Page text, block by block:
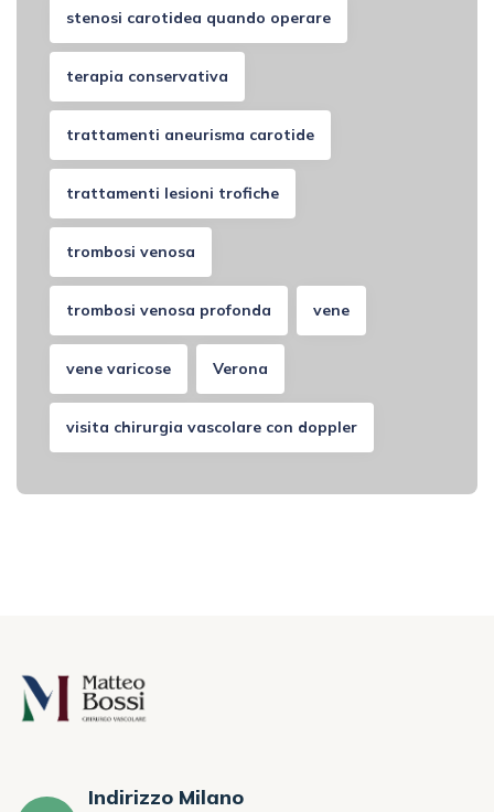
stenosi carotidea quando operare
terapia conservativa
trattamenti aneurisma carotide
trattamenti lesioni trofiche
trombosi venosa
trombosi venosa profonda vene
vene varicose Verona
visita chirurgia vascolare con doppler
Indirizzo Milano